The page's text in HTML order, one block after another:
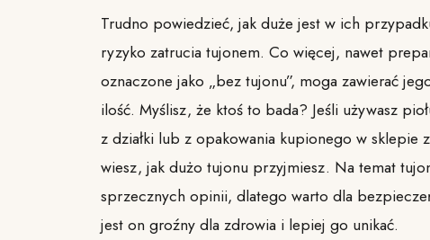
Trudno powiedzieć, jak duże jest w ich
ryzyko zatrucia tujonem. Co więcej, nawet
oznaczone jako „bez tujonu”, moga zawierać
ilość. Myślisz, że ktoś to bada? Jeśli używasz
z działki lub z opakowania kupionego w sklepie
wiesz, jak dużo tujonu przyjmiesz. Na temat
sprzecznych opinii, dlatego warto dla
jest on groźny dla zdrowia i lepiej go unikać.